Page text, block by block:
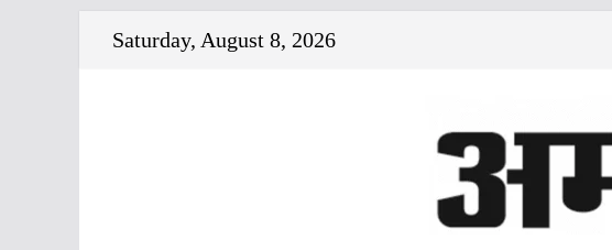
Saturday, August 8, 2026